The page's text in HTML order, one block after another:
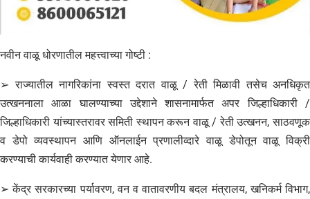
नवीन वाळू धोरणातील महत्त्वाच्या गोष्टी :
➢ राज्यातील नागरिकांना स्वस्त दरात वाळू / रेती मिळावी तसेच अनधिकृत
उत्खननाला आळा घालण्याच्या उद्देशाने शासनामार्फत अपर जिल्हाधिकारी /
जिल्हाधिकारी यांच्यास्तरावर समिती स्थापन करून वाळू / रेती उत्खनन, साठवणूक
व डेपो व्यवस्थापन आणि ऑनलाईन प्रणालीव्दारे वाळू डेपोतून वाळू विक्री
करण्याची कार्यवाही करण्यात येणार आहे.
➢ केंद्र सरकारच्या पर्यावरण, वन व वातावरणीय बदल मंत्रालय, खनिकर्म विभाग,